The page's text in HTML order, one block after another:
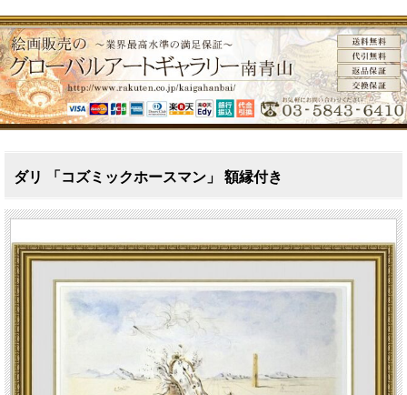
ダリ 「コズミックホースマン」 額縁付き